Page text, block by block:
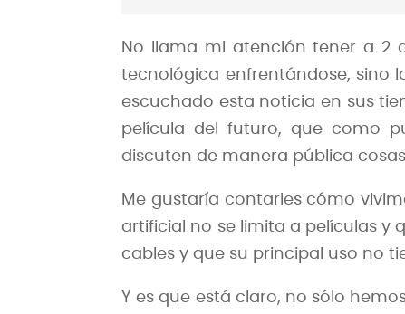
No llama mi atención tener a 2
tecnológica enfrentándose, sino
escuchado esta noticia en sus
película del futuro, que como
discuten de manera pública
Me gustaría contarles cómo
artificial no se limita a películas y
cables y que su principal uso no
Y es que está claro, no sólo